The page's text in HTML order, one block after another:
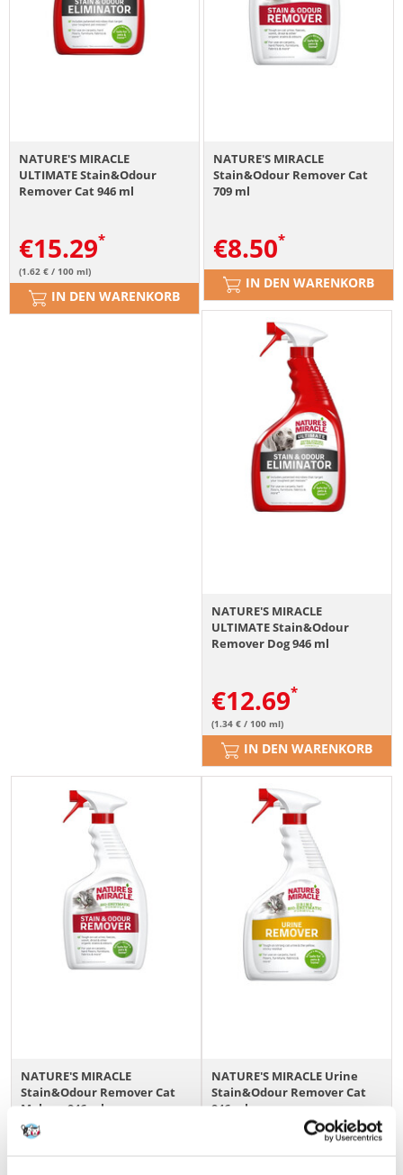
NATURE'S MIRACLE
ULTIMATE Stain&Odour
Remover Cat 946 ml
€15.29
(1.62 € / 100 ml)
IN DEN WARENKORB
NATURE'S MIRACLE
Stain&Odour Remover Cat
709 ml
€8.50
IN DEN WARENKORB
NATURE'S MIRACLE
ULTIMATE Stain&Odour
Remover Dog 946 ml
€12.69
(1.34 € / 100 ml)
IN DEN WARENKORB
NATURE'S MIRACLE
Stain&Odour Remover Cat
Melone 946 ml
NATURE'S MIRACLE Urine
Stain&Odour Remover Cat
946 ml